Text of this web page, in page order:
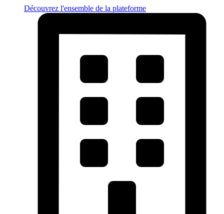
Découvrez l'ensemble de la plateforme